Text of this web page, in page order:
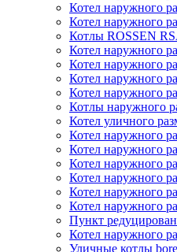
Котел наружного
Котел наружного
Котлы ROSSEN
Котел наружного
Котел наружного
Котел наружного
Котел наружного
Котлы наружного
Котел уличного
Котел наружного
Котел наружного
Котел наружного
Котел наружного
Котел наружного
Котел наружного
Пункт
Котел наружного
Уличные котлы